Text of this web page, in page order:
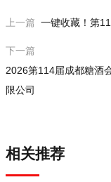
上一篇 一键收藏！第
下一篇
2026第114届成都糖酒
限公司
相关推荐